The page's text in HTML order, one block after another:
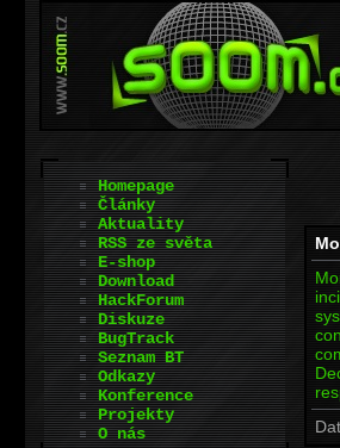
Homepage
Články
Aktuality
RSS ze světa
E-shop
Download
HackForum
Diskuze
BugTrack
Seznam BT
Odkazy
Konference
Projekty
O nás